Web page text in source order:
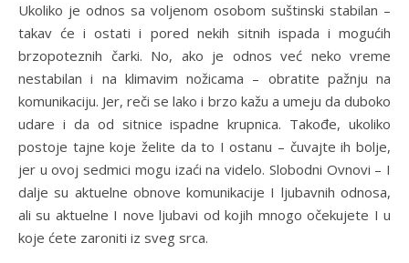
Ukoliko je odnos sa voljenom osobom suštinski stabilan –
takav će i ostati i pored nekih sitnih ispada i mogućih
brzopoteznih čarki. No, ako je odnos već neko vreme
nestabilan i na klimavim nožicama – obratite pažnju na
komunikaciju. Jer, reči se lako i brzo kažu a umeju da duboko
udare i da od sitnice ispadne krupnica. Takođe, ukoliko
postoje tajne koje želite da to I ostanu – čuvajte ih bolje,
jer u ovoj sedmici mogu izaći na videlo. Slobodni Ovnovi – I
dalje su aktuelne obnove komunikacije I ljubavnih odnosa,
ali su aktuelne I nove ljubavi od kojih mnogo očekujete I u
koje ćete zaroniti iz sveg srca.